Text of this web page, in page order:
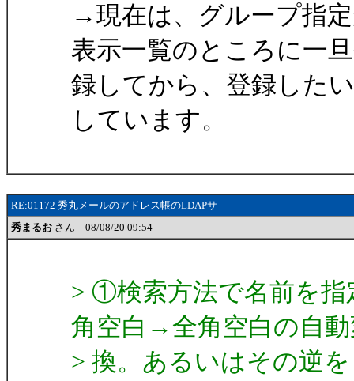
→現在は、グループ指
表示一覧のところに一
録してから、登録した
しています。
RE:01172 秀丸メールのアドレス帳のLDAPサ
秀まるお さん 08/08/20 09:54
> ①検索方法で名前を指
角空白→全角空白の自
> 換。あるいはその逆